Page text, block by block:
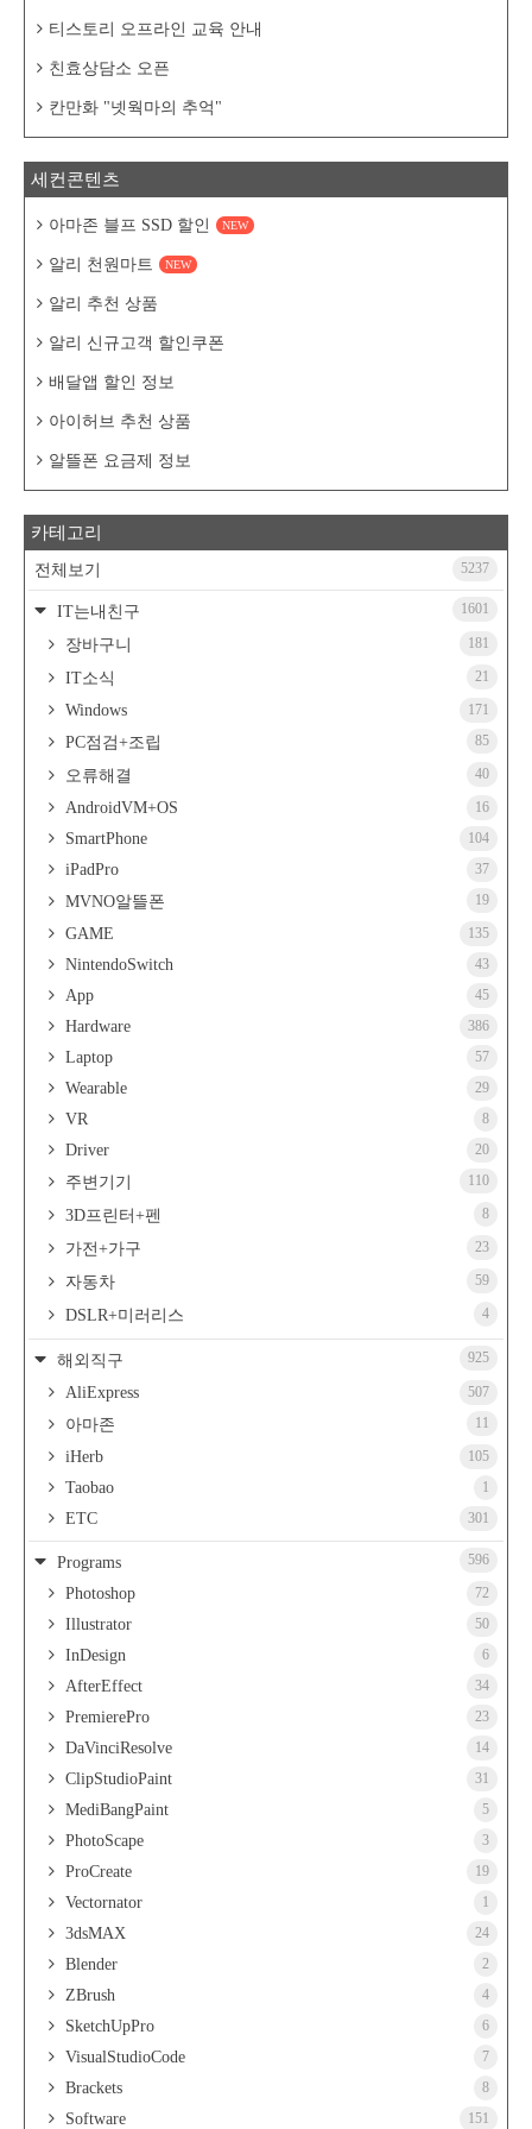
티스토리 오프라인 교육 안내
친효상담소 오픈
칸만화 "넷웍마의 추억"
세컨콘텐츠
아마존 블프 SSD 할인 NEW
알리 천원마트 NEW
알리 추천 상품
알리 신규고객 할인쿠폰
배달앱 할인 정보
아이허브 추천 상품
알뜰폰 요금제 정보
카테고리
전체보기 5237
IT는내친구 1601
장바구니 181
IT소식 21
Windows 171
PC점검+조립 85
오류해결 40
AndroidVM+OS 16
SmartPhone 104
iPadPro 37
MVNO알뜰폰 19
GAME 135
NintendoSwitch 43
App 45
Hardware 386
Laptop 57
Wearable 29
VR 8
Driver 20
주변기기 110
3D프린터+펜 8
가전+가구 23
자동차 59
DSLR+미러리스 4
해외직구 925
AliExpress 507
아마존 11
iHerb 105
Taobao 1
ETC 301
Programs 596
Photoshop 72
Illustrator 50
InDesign 6
AfterEffect 34
PremierePro 23
DaVinciResolve 14
ClipStudioPaint 31
MediBangPaint 5
PhotoScape 3
ProCreate 19
Vectornator 1
3dsMAX 24
Blender 2
ZBrush 4
SketchUpPro 6
VisualStudioCode 7
Brackets 8
Software 151